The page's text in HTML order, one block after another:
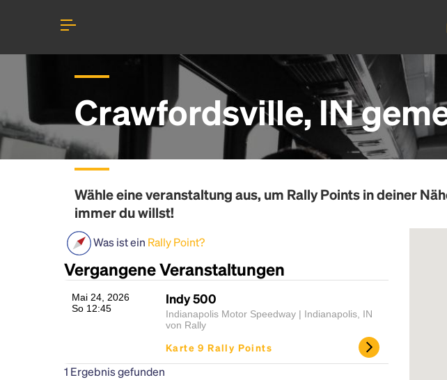
Crawfordsville, IN
Wähle eine veranstaltung aus, um Rally Pointsin deiner
immer du willst!
Was ist ein Rally Point?
Vergangene Veranstaltungen
Mai 24, 2026
So 12:45
Indy 500
Indianapolis Motor Speedway | Indianapolis, IN
von Rally
Karte 9 Rally Points
1 Ergebnis gefunden